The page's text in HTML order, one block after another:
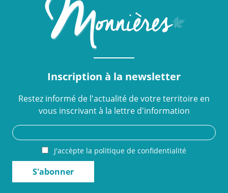
Inscription à la newsletter
Restez informé de l'actualité de votre territoire en
vous inscrivant à la lettre d'information
J'accèpte la politique de confidentialité